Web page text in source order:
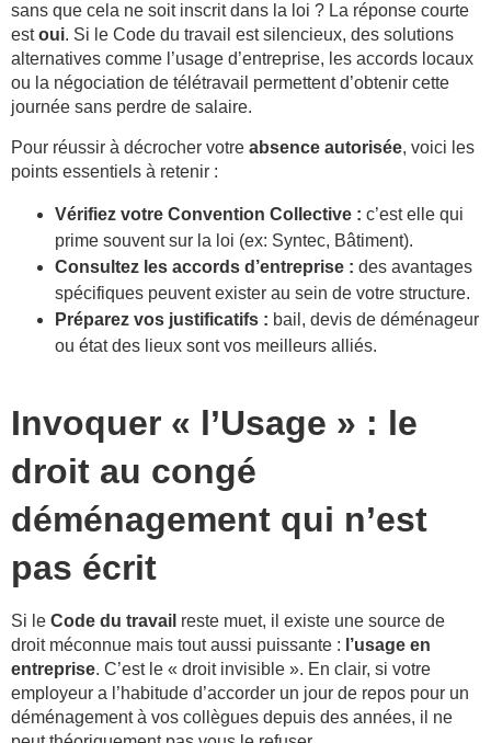
sans que cela ne soit inscrit dans la loi ? La réponse courte
estoui. Si le Code du travail est silencieux, des solutions
alternatives comme l’usage d’entreprise, les accords locaux
ou la négociation de télétravail permettent d’obtenir cette
journée sans perdre de salaire.
Pour réussir à décrocher votre absence autorisée, voici les
points essentiels à retenir :
Vérifiez votre Convention Collective : c’est elle qui
prime souvent sur la loi (ex: Syntec, Bâtiment).
Consultez les accords d’entreprise : des avantages
spécifiques peuvent exister au sein de votre structure.
Préparez vos justificatifs : bail, devis de déménageur
ou état des lieux sont vos meilleurs alliés.
Invoquer « l’Usage » : le
droit au congé
déménagement qui n’est
pas écrit
Si le Code du travail reste muet, il existe une source de
droit méconnue mais tout aussi puissante : l’usage en
entreprise. C’est le « droit invisible ». En clair, si votre
employeur a l’habitude d’accorder un jour de repos pour un
déménagement à vos collègues depuis des années, il ne